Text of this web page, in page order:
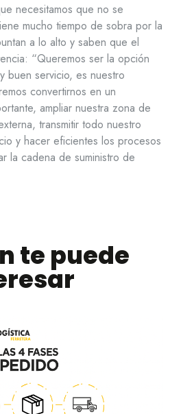
necesitamos que no se
mucho tiempo de sobra por la
a lo alto y saben que el
“Queremos ser la opción
buen servicio, es nuestro
convertirnos en un
ampliar nuestra zona de
transmitir todo nuestro
y hacer eficientes los procesos
la cadena de suministro de
te puede